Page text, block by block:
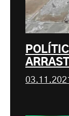
03.11.2021